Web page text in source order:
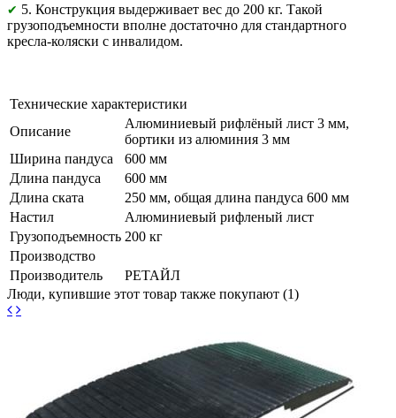
✔ 5. Конструкция выдерживает вес до 200 кг. Такой
грузоподъемности вполне достаточно для стандартного
кресла-коляски с инвалидом.
Технические характеристики
Описание
Алюминиевый рифлёный лист 3 мм,
бортики из алюминия 3 мм
Ширина пандуса
600 мм
Длина пандуса
600 мм
Длина ската
250 мм, общая длина пандуса 600 мм
Настил
Алюминиевый рифленый лист
Грузоподъемность 200 кг
Производство
Производитель
РЕТАЙЛ
Люди, купившие этот товар также покупают (1)